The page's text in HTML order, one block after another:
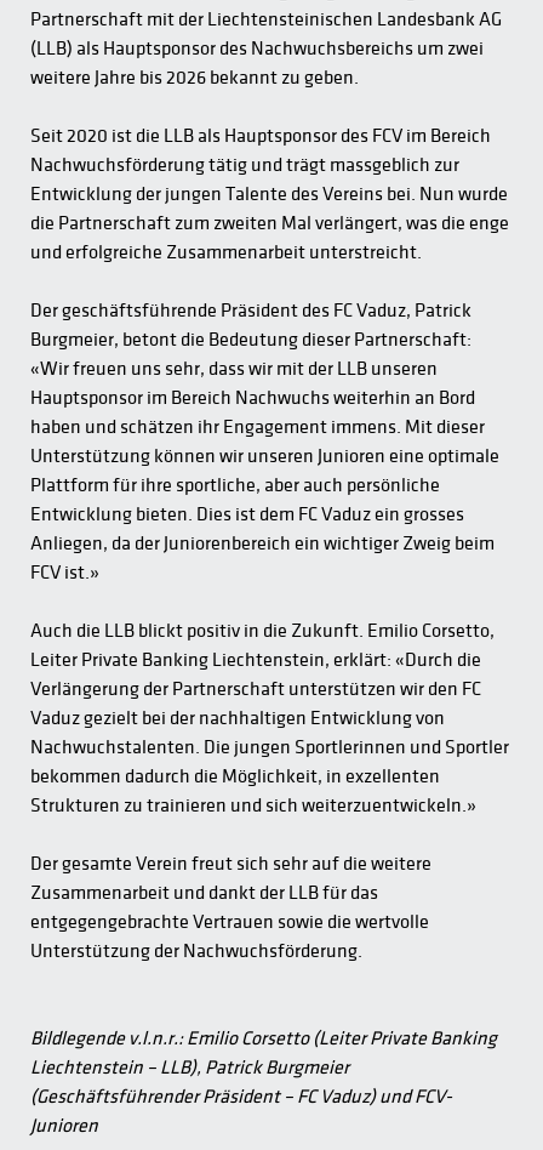
Partnerschaft mit der Liechtensteinischen Landesbank AG
(LLB) als Hauptsponsor des Nachwuchsbereichs um zwei
weitere Jahre bis 2026 bekannt zu geben.
Seit 2020 ist die LLB als Hauptsponsor des FCV im Bereich
Nachwuchsförderung tätig und trägt massgeblich zur
Entwicklung der jungen Talente des Vereins bei. Nun wurde
die Partnerschaft zum zweiten Mal verlängert, was die enge
und erfolgreiche Zusammenarbeit unterstreicht.
Der geschäftsführende Präsident des FC Vaduz, Patrick
Burgmeier, betont die Bedeutung dieser Partnerschaft:
«Wir freuen uns sehr, dass wir mit der LLB unseren
Hauptsponsor im Bereich Nachwuchs weiterhin an Bord
haben und schätzen ihr Engagement immens. Mit dieser
Unterstützung können wir unseren Junioren eine optimale
Plattform für ihre sportliche, aber auch persönliche
Entwicklung bieten. Dies ist dem FC Vaduz ein grosses
Anliegen, da der Juniorenbereich ein wichtiger Zweig beim
FCV ist.»
Auch die LLB blickt positiv in die Zukunft. Emilio Corsetto,
Leiter Private Banking Liechtenstein, erklärt: «Durch die
Verlängerung der Partnerschaft unterstützen wir den FC
Vaduz gezielt bei der nachhaltigen Entwicklung von
Nachwuchstalenten. Die jungen Sportlerinnen und Sportler
bekommen dadurch die Möglichkeit, in exzellenten
Strukturen zu trainieren und sich weiterzuentwickeln.»
Der gesamte Verein freut sich sehr auf die weitere
Zusammenarbeit und dankt der LLB für das
entgegengebrachte Vertrauen sowie die wertvolle
Unterstützung der Nachwuchsförderung.
Bildlegende v.l.n.r.: Emilio Corsetto (Leiter Private Banking
Liechtenstein – LLB), Patrick Burgmeier
(Geschäftsführender Präsident – FC Vaduz) und FCV-
Junioren